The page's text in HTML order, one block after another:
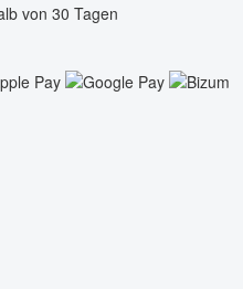
von 30 Tagen